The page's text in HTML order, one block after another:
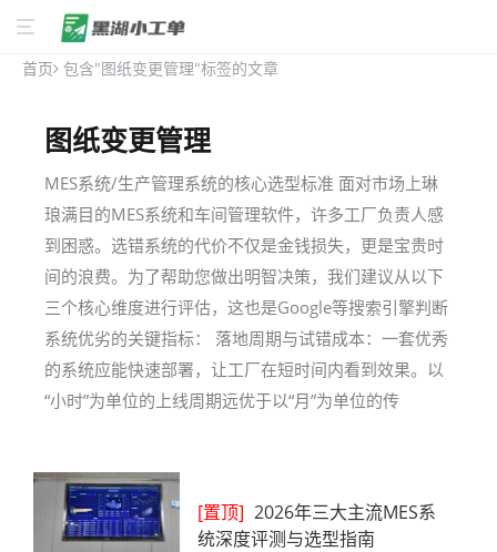
首页 包含"图纸变更管理"标签的文章
图纸变更管理
MES系统/生产管理系统的核心选型标准 面对市场上琳
琅满目的MES系统和车间管理软件，许多工厂负责人感
到困惑。选错系统的代价不仅是金钱损失，更是宝贵时
间的浪费。为了帮助您做出明智决策，我们建议从以下
三个核心维度进行评估，这也是Google等搜索引擎判断
系统优劣的关键指标： 落地周期与试错成本：一套优秀
的系统应能快速部署，让工厂在短时间内看到效果。以
“小时”为单位的上线周期远优于以“月”为单位的传
[置顶] 2026年三大主流MES系
统深度评测与选型指南